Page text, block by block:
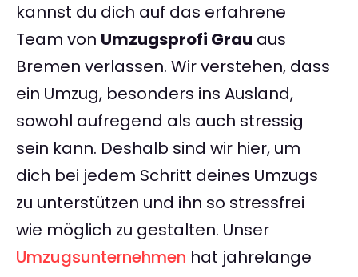
kannst du dich auf das erfahrene
Team von Umzugsprofi Grau aus
Bremen verlassen. Wir verstehen, dass
ein Umzug, besonders ins Ausland,
sowohl aufregend als auch stressig
sein kann. Deshalb sind wir hier, um
dich bei jedem Schritt deines Umzugs
zu unterstützen und ihn so stressfrei
wie möglich zu gestalten. Unser
Umzugsunternehmen hat jahrelange